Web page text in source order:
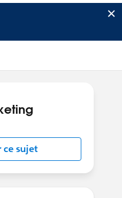
ce sujet